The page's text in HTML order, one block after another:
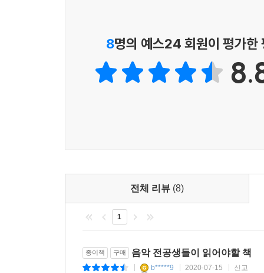
지식이 없어도 얼마든지 이 책을 읽을 수 있다.
책에 나오는 내용을 얼마든지 따라갈 수 있다.
여기에 음악의 원리를 이해하는 데 꼭 필요한
8명의 예스24 회원이 평가한
전체 리뷰 (8)
1
종이책 구매 음악 전공생들이 읽어야할 책
b*****9 2020-07-15 신고